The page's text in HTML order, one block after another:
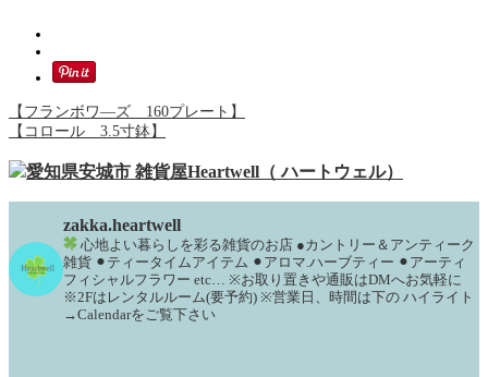
【フランボワ―ズ 160プレート】
【コロール 3.5寸鉢】
zakka.heartwell
心地よい暮らしを彩る雑貨のお店 ●カントリー＆アンティーク
雑貨 ⚫︎ティータイムアイテム ⚫︎アロマ.ハーブティー ⚫︎アーティ
フィシャルフラワー etc… ※お取り置きや通販はDMへお気軽に
※2Fはレンタルルーム(要予約) ※営業日、時間は下の ハイライト
→Calendarをご覧下さい